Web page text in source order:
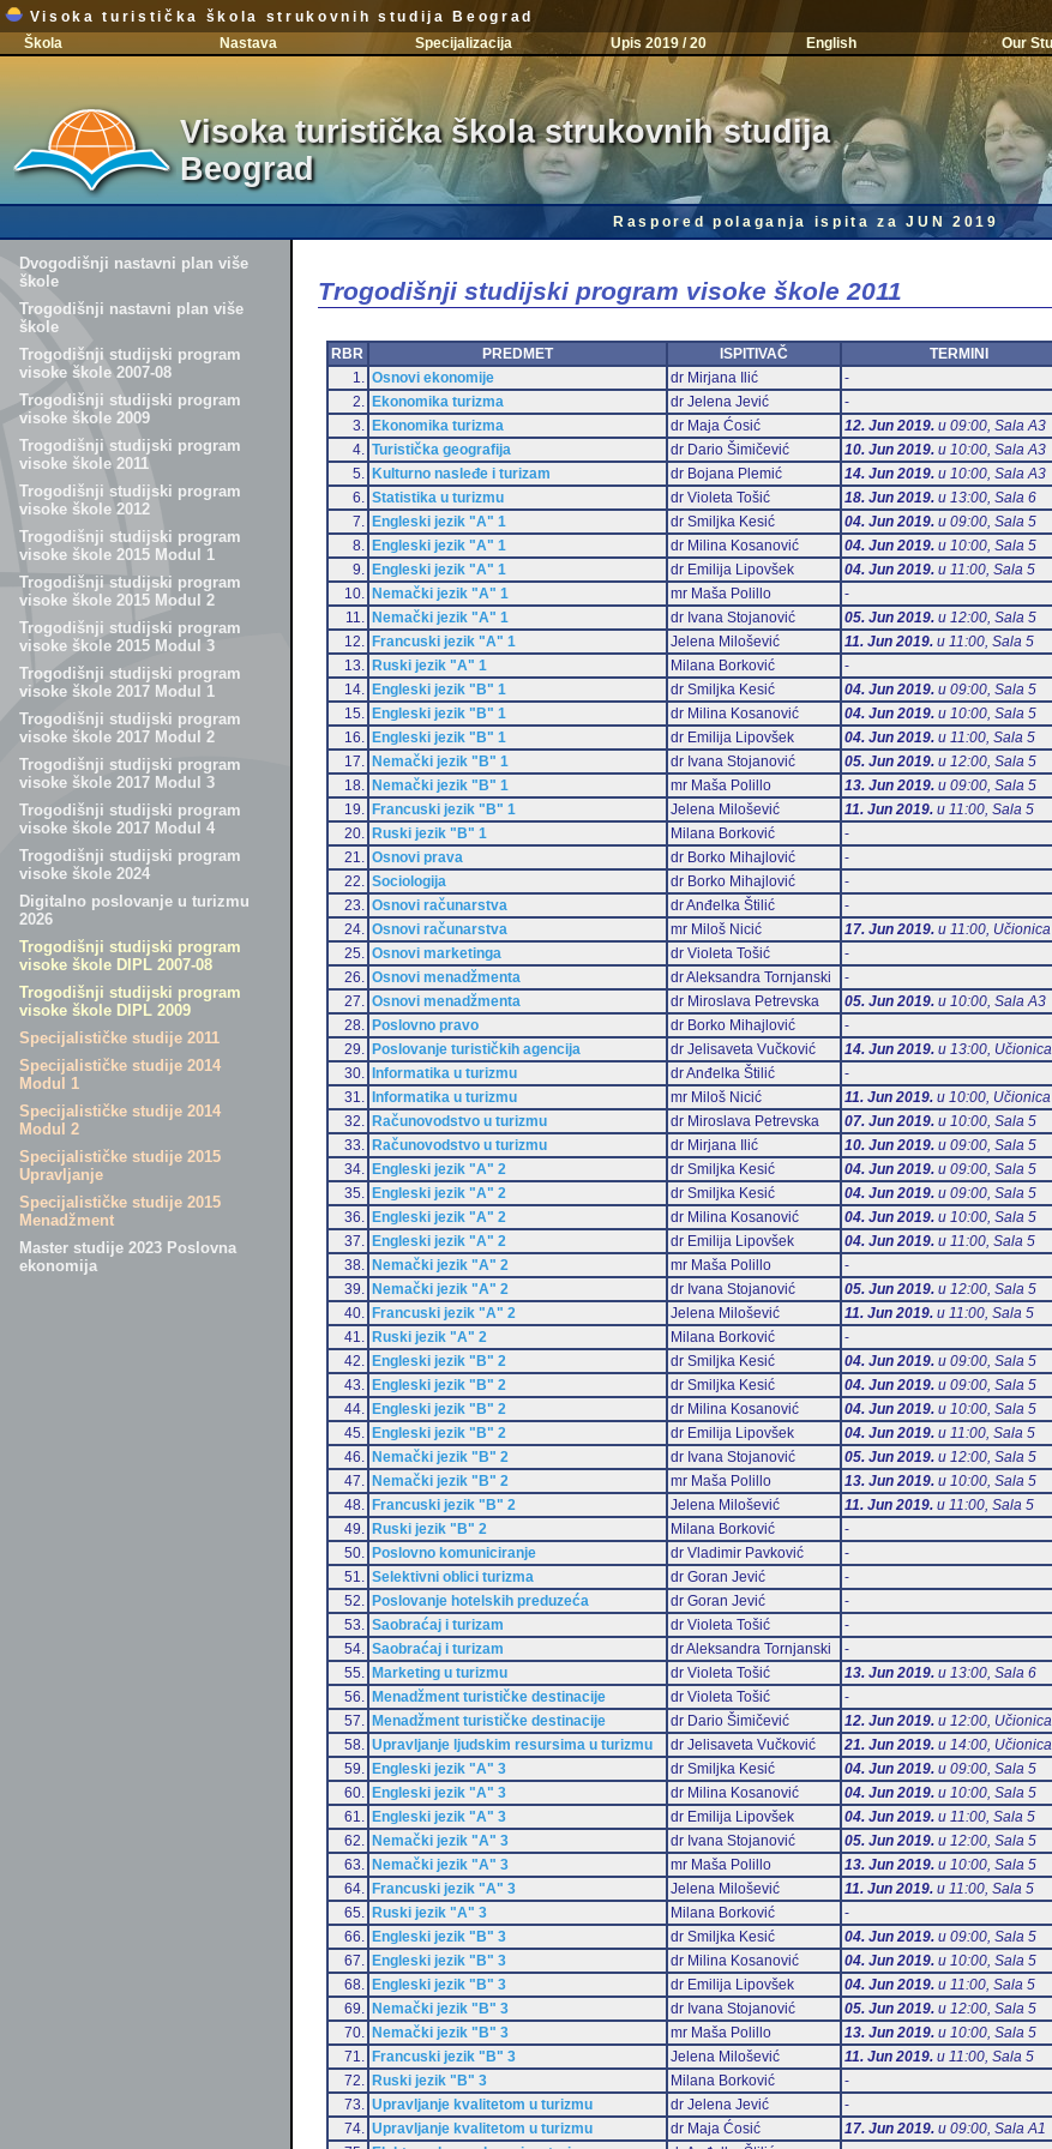
Visoka turistička škola strukovnih studija Beograd
Škola
Nastava Specijalizacija Upis 2019 / 20 English Our
Visoka turistička škola strukovnih studija
Beograd
Raspored polaganja ispita za JUN 2019
Dvogodišnji nastavni plan više
škole
Trogodišnji nastavni plan više
škole
Trogodišnji studijski program
visoke škole 2007-08
Trogodišnji studijski program
visoke škole 2009
Trogodišnji studijski program
visoke škole 2011
Trogodišnji studijski program
visoke škole 2012
Trogodišnji studijski program
visoke škole 2015 Modul 1
Trogodišnji studijski program
visoke škole 2015 Modul 2
Trogodišnji studijski program
visoke škole 2015 Modul 3
Trogodišnji studijski program
visoke škole 2017 Modul 1
Trogodišnji studijski program
visoke škole 2017 Modul 2
Trogodišnji studijski program
visoke škole 2017 Modul 3
Trogodišnji studijski program
visoke škole 2017 Modul 4
Trogodišnji studijski program
visoke škole 2024
Digitalno poslovanje u turizmu
2026
Trogodišnji studijski program
visoke škole DIPL 2007-08
Trogodišnji studijski program
visoke škole DIPL 2009
Specijalističke studije 2011
Specijalističke studije 2014
Modul 1
Specijalističke studije 2014
Modul 2
Specijalističke studije 2015
Upravljanje
Specijalističke studije 2015
Menadžment
Master studije 2023 Poslovna
ekonomija
Trogodišnji studijski program visoke škole 2011
RBR PREDMET ISPITIVAČ
TERMINI
1.
Osnovi ekonomije dr Mirjana Ilić
-
2.
Ekonomika turizma dr Jelena Jević
-
3.
Ekonomika turizma dr Maja Ćosić 12. Jun 2019.u 09:00, Sala А3
4.
Turistička geografija dr Dario Šimičević 10. Jun 2019.u 10:00, Sala А3
5.
Kulturno nasleđe i turizam dr Bojana Plemić 14. Jun 2019.u 10:00, Sala А3
6.
Statistika u turizmu dr Violeta Tošić 18. Jun 2019.u 13:00, Sala 6
7.
Engleski jezik "A" 1 dr Smiljka Kesić 04. Jun 2019.u 09:00, Sala 5
8.
Engleski jezik "A" 1 dr Milina Kosanović 04. Jun 2019.u 10:00, Sala 5
9.
Engleski jezik "A" 1 dr Emilija Lipovšek 04. Jun 2019.u 11:00, Sala 5
10.
Nemački jezik "A" 1 mr Maša Polillo
-
11.
Nemački jezik "A" 1 dr Ivana Stojanović 05. Jun 2019.u 12:00, Sala 5
12.
Francuski jezik "A" 1 Jelena Milošević 11. Jun 2019.u 11:00, Sala 5
13.
Ruski jezik "A" 1 Milana Borković
-
14.
Engleski jezik "B" 1 dr Smiljka Kesić 04. Jun 2019.u 09:00, Sala 5
15.
Engleski jezik "B" 1 dr Milina Kosanović 04. Jun 2019.u 10:00, Sala 5
16.
Engleski jezik "B" 1 dr Emilija Lipovšek 04. Jun 2019.u 11:00, Sala 5
17.
Nemački jezik "B" 1 dr Ivana Stojanović 05. Jun 2019.u 12:00, Sala 5
18.
Nemački jezik "B" 1 mr Maša Polillo 13. Jun 2019.u 09:00, Sala 5
19.
Francuski jezik "B" 1 Jelena Milošević 11. Jun 2019.u 11:00, Sala 5
20.
Ruski jezik "B" 1 Milana Borković
-
21.
Osnovi prava dr Borko Mihajlović
-
22.
Sociologija dr Borko Mihajlović
-
23.
Osnovi računarstva dr Anđelka Štilić
-
24.
Osnovi računarstva mr Miloš Nicić 17. Jun 2019.u 11:00,
25.
Osnovi marketinga dr Violeta Tošić
-
26.
Osnovi menadžmenta dr Aleksandra Tornjanski
-
27.
Osnovi menadžmenta dr Miroslava Petrevska 05. Jun 2019.u 10:00, Sala А3
28.
Poslovno pravo dr Borko Mihajlović
-
29.
Poslovanje turističkih agencija dr Jelisaveta Vučković 14. Jun 2019.u 13:00, Učionica
30.
Informatika u turizmu dr Anđelka Štilić
-
31.
Informatika u turizmu mr Miloš Nicić 11. Jun 2019.u 10:00,
32.
Računovodstvo u turizmu dr Miroslava Petrevska 07. Jun 2019.u 10:00, Sala 5
33.
Računovodstvo u turizmu dr Mirjana Ilić 10. Jun 2019.u 09:00, Sala 5
34.
Engleski jezik "A" 2 dr Smiljka Kesić 04. Jun 2019.u 09:00, Sala 5
35.
Engleski jezik "A" 2 dr Smiljka Kesić 04. Jun 2019.u 09:00, Sala 5
36.
Engleski jezik "A" 2 dr Milina Kosanović 04. Jun 2019.u 10:00, Sala 5
37.
Engleski jezik "A" 2 dr Emilija Lipovšek 04. Jun 2019.u 11:00, Sala 5
38.
Nemački jezik "A" 2 mr Maša Polillo
-
39.
Nemački jezik "A" 2 dr Ivana Stojanović 05. Jun 2019.u 12:00, Sala 5
40.
Francuski jezik "A" 2 Jelena Milošević 11. Jun 2019.u 11:00, Sala 5
41.
Ruski jezik "A" 2 Milana Borković
-
42.
Engleski jezik "B" 2 dr Smiljka Kesić 04. Jun 2019.u 09:00, Sala 5
43.
Engleski jezik "B" 2 dr Smiljka Kesić 04. Jun 2019.u 09:00, Sala 5
44.
Engleski jezik "B" 2 dr Milina Kosanović 04. Jun 2019.u 10:00, Sala 5
45.
Engleski jezik "B" 2 dr Emilija Lipovšek 04. Jun 2019.u 11:00, Sala 5
46.
Nemački jezik "B" 2 dr Ivana Stojanović 05. Jun 2019.u 12:00, Sala 5
47.
Nemački jezik "B" 2 mr Maša Polillo 13. Jun 2019.u 10:00, Sala 5
48.
Francuski jezik "B" 2 Jelena Milošević 11. Jun 2019.u 11:00, Sala 5
49.
Ruski jezik "B" 2 Milana Borković
-
50.
Poslovno komuniciranje dr Vladimir Pavković
-
51.
Selektivni oblici turizma dr Goran Jević
-
52.
Poslovanje hotelskih preduzeća dr Goran Jević
-
53.
Saobraćaj i turizam dr Violeta Tošić
-
54.
Saobraćaj i turizam dr Aleksandra Tornjanski
-
55.
Marketing u turizmu dr Violeta Tošić 13. Jun 2019.u 13:00, Sala 6
56.
Menadžment turističke destinacije dr Violeta Tošić
-
57.
Menadžment turističke destinacije dr Dario Šimičević 12. Jun 2019.u 12:00, Učionica
58.
Upravljanje ljudskim resursima u turizmu dr Jelisaveta Vučković 21. Jun 2019.u 14:00, Učionica
59.
Engleski jezik "A" 3 dr Smiljka Kesić 04. Jun 2019.u 09:00, Sala 5
60.
Engleski jezik "A" 3 dr Milina Kosanović 04. Jun 2019.u 10:00, Sala 5
61.
Engleski jezik "A" 3 dr Emilija Lipovšek 04. Jun 2019.u 11:00, Sala 5
62.
Nemački jezik "A" 3 dr Ivana Stojanović 05. Jun 2019.u 12:00, Sala 5
63.
Nemački jezik "A" 3 mr Maša Polillo 13. Jun 2019.u 10:00, Sala 5
64.
Francuski jezik "A" 3 Jelena Milošević 11. Jun 2019.u 11:00, Sala 5
65.
Ruski jezik "A" 3 Milana Borković
-
66.
Engleski jezik "B" 3 dr Smiljka Kesić 04. Jun 2019.u 09:00, Sala 5
67.
Engleski jezik "B" 3 dr Milina Kosanović 04. Jun 2019.u 10:00, Sala 5
68.
Engleski jezik "B" 3 dr Emilija Lipovšek 04. Jun 2019.u 11:00, Sala 5
69.
Nemački jezik "B" 3 dr Ivana Stojanović 05. Jun 2019.u 12:00, Sala 5
70.
Nemački jezik "B" 3 mr Maša Polillo 13. Jun 2019.u 10:00, Sala 5
71.
Francuski jezik "B" 3 Jelena Milošević 11. Jun 2019.u 11:00, Sala 5
72.
Ruski jezik "B" 3 Milana Borković
-
73.
Upravljanje kvalitetom u turizmu dr Jelena Jević
-
74.
Upravljanje kvalitetom u turizmu dr Maja Ćosić 17. Jun 2019.u 09:00, Sala А1